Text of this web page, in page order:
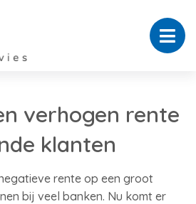
verhogen rente
klanten
rente op een groot
bij veel banken. Nu komt er